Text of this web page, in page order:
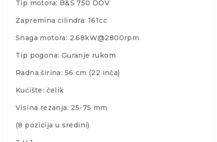
Tip motora: B&S 750 DOV
Zapremina cilindra: 161cc
Snaga motora: 2.68kW@2800rpm
Tip pogona: Guranje rukom
Radna širina: 56 cm (22 inča)
Kućište: čelik
Visina rezanja: 25-75 mm
(8 pozicija u sredini)